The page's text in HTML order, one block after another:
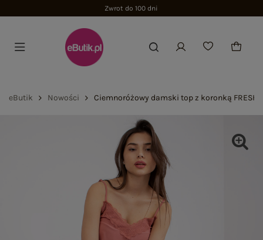
Zwrot do 100 dni
eButik Nowości Ciemnoróżowy damski top z koronką FRESH